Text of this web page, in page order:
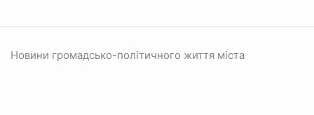
Новини громадсько-політичного життя міста